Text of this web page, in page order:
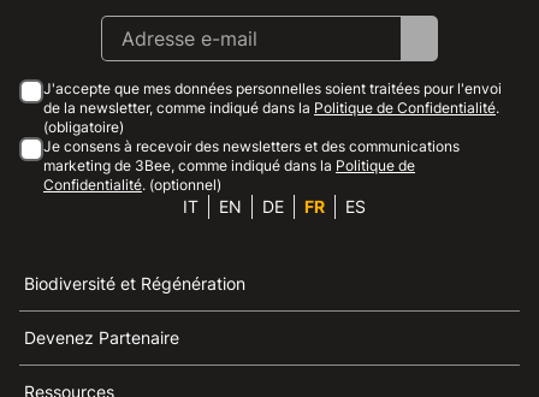
J'accepte que mes données personnelles soient traitées pour l'envoi
de la newsletter, comme indiqué dans la Politique de Confidentialité.
(obligatoire)
Je consens à recevoir des newsletters et des communications
marketing de 3Bee, comme indiqué dans la Politique de
Confidentialité. (optionnel)
IT EN DE FR ES
Biodiversité et Régénération
Devenez Partenaire
Ressources